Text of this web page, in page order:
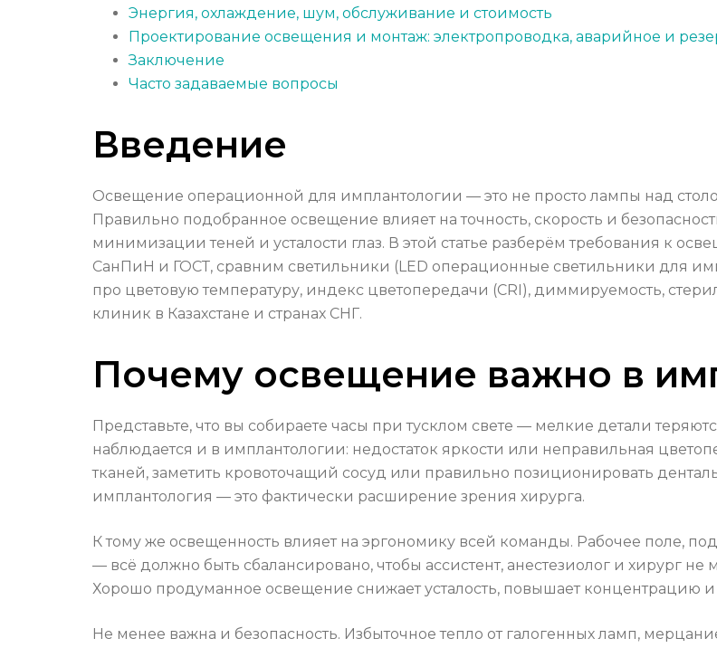
Энергия, охлаждение, шум, обслуживание и стоимость
Проектирование освещения и монтаж: электропроводка, аварийное и
Заключение
Часто задаваемые вопросы
Введение
Освещение операционной для имплантологии — это не просто лампы над
Правильно подобранное освещение влияет на точность, скорость и
минимизации теней и усталости глаз. В этой статье разберём требования к
СанПиН и ГОСТ, сравним светильники (LED операционные светильники для
про цветовую температуру, индекс цветопередачи (CRI), диммируемость,
клиник в Казахстане и странах СНГ.
Почему освещение важно в
Представьте, что вы собираете часы при тусклом свете — мелкие детали
наблюдается и в имплантологии: недостаток яркости или неправильная
тканей, заметить кровоточащий сосуд или правильно позиционировать
имплантология — это фактически расширение зрения хирурга.
К тому же освещенность влияет на эргономику всей команды. Рабочее поле,
— всё должно быть сбалансировано, чтобы ассистент, анестезиолог и хирург
Хорошо продуманное освещение снижает усталость, повышает концентрацию
Не менее важна и безопасность. Избыточное тепло от галогенных ламп,